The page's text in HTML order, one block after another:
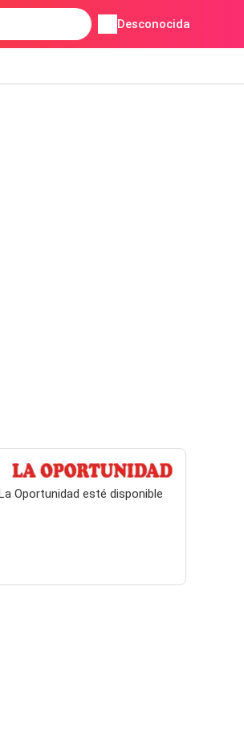
Desconocida
Oportunidad esté disponible